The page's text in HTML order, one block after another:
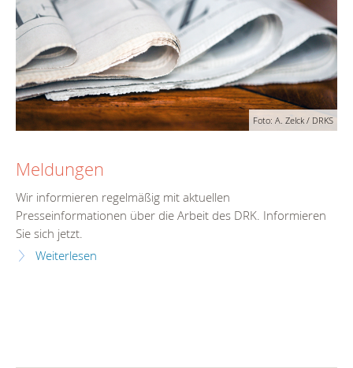
Foto: A. Zelck / DRKS
Meldungen
Wir informieren regelmäßig mit aktuellen
Presseinformationen über die Arbeit des DRK. Informieren
Sie sich jetzt.
Weiterlesen